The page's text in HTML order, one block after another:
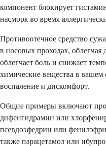
компонент блокирует
насморк во время
Противоотечное средство
в носовых проходах,
облегчает боль и снижает
химические вещества в
воспаление и дискомфорт.
Общие примеры включают
дифенгидрамин или
псевдоэфедрин или
также парацетамол или